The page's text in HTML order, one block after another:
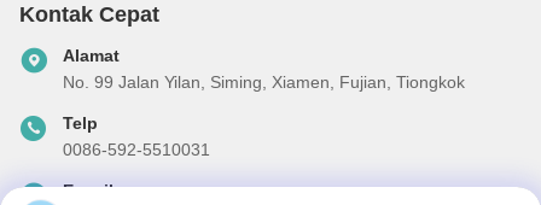
Kontak Cepat
Alamat
No. 99 Jalan Yilan, Siming, Xiamen, Fujian, Tiongkok
Telp
0086-592-5510031
E-mail